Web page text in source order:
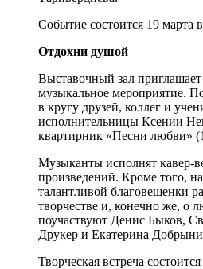
Событие состоится 19 марта
Отдохни душой
Выставочный зал
музыкальное мероприятие.
в кругу друзей, коллег и
исполнительницы Ксении
квартирник «Песни любви»
Музыканты исполнят кавер-
произведений. Кроме того,
талантливой благовещенки
творчестве и, конечно же, о
поучаствуют Денис Быков,
Друкер и Екатерина
Творческая встреча